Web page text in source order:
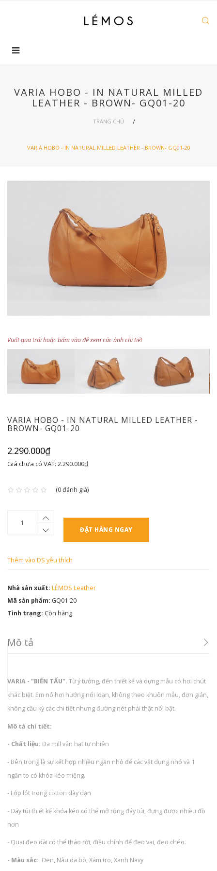
VARIA HOBO - IN NATURAL MILLED
LEATHER - BROWN- GQ01-20
TRANG CHỦ
VARIA HOBO - IN NATURAL MILLED LEATHER - BROWN- GQ01-20
Vuốt qua trái hoặc bấm vào để xem các ảnh chi tiết
VARIA HOBO - IN NATURAL MILLED LEATHER -
BROWN- GQ01-20
2.290.000₫
Giá chưa có VAT: 2.290.000₫
(0 đánh giá)
ĐẶT HÀNG NGAY
Thêm vào DS yêu thích
Nhà sản xuất: LÉMOS Leather
Mã sản phẩm: GQ01-20
Tình trạng: Còn hàng
Mô tả
VARIA - "BIẾN TẤU". Từ ý tưởng, đến thiết kế và dựng mẫu có hơi chút
khác biệt. Em nó hơi hướng nổi loạn, không theo khuôn mẫu, đơn giản,
không cầu kỳ các chi tiết nhưng đường nét phải thật nổi bật.
Mô tả chi tiết:
- Chất liệu: Da mill vân hạt tự nhiên
- Bên trong là sự kết hợp nhiều ngăn nhỏ để các vật dụng nhỏ và 1
ngăn to có khóa kéo miệng.
- Lớp lót trong cotton dày dặn
- Đáy túi thiết kế khóa kéo có thể mở rộng đáy túi, đựng được nhiều đồ
hơn
- Quai đeo dài có thể tháo rời, điều chỉnh để đeo vai, đeo chéo.
- Màu sắc: Đen, Nâu da bò, Xám tro, Xanh Navy